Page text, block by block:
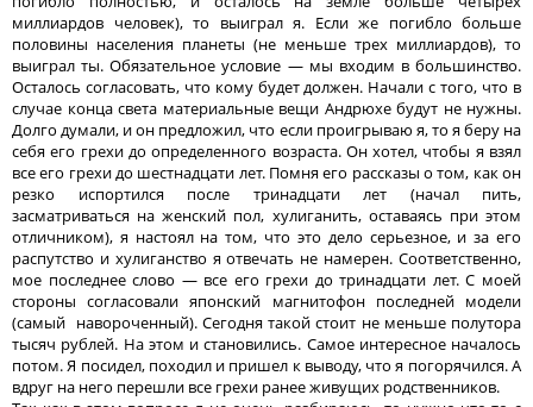
миллиардов человек), то выиграл я. Если же погибло больше
половины населения планеты (не меньше трех миллиардов), то
выиграл ты. Обязательное условие — мы входим в большинство.
Осталось согласовать, что кому будет должен. Начали с того, что в
случае конца света материальные вещи Андрюхе будут не нужны.
Долго думали, и он предложил, что если проигрываю я, то я беру на
себя его грехи до определенного возраста. Он хотел, чтобы я взял
все его грехи до шестнадцати лет. Помня его рассказы о том, как он
резко испортился после тринадцати лет (начал пить,
засматриваться на женский пол, хулиганить, оставаясь при этом
отличником), я настоял на том, что это дело серьезное, и за его
распутство и хулиганство я отвечать не намерен. Соответственно,
мое последнее слово — все его грехи до тринадцати лет. С моей
стороны согласовали японский магнитофон последней модели
(самый навороченный). Сегодня такой стоит не меньше полутора
тысяч рублей. На этом и становились. Самое интересное началось
потом. Я посидел, походил и пришел к выводу, что я погорячился. А
вдруг на него перешли все грехи ранее живущих родственников.